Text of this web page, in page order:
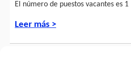
El número de puestos vacantes es 1
Leer más >